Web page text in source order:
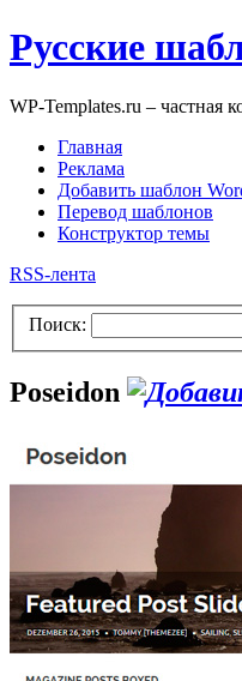
Русские
WP-Templates.ru – частная
Главная
Реклама
Добавить шаблон
Перевод шаблонов
Конструктор темы
RSS-лента
Поиск:
Poseidon